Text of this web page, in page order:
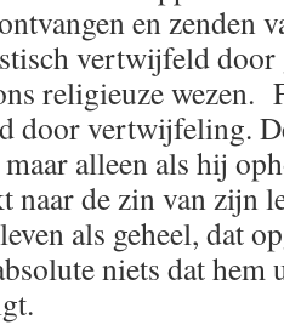
en zenden
vertwijfeld door
religieuze wezen.
door vertwijfeling.
alleen als hij
naar de zin van zijn
als geheel, dat
niets dat hem